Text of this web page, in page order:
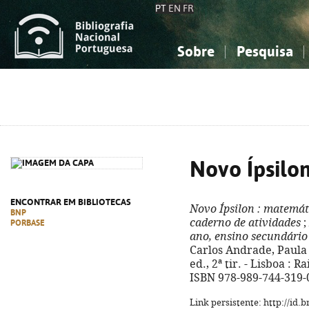
PT EN FR
Sobre Pesquisa
ENCONTRAR EM BIBLIOTECAS
BNP
PORBASE
Novo
Novo Ípsilon :
caderno de atividades ;
ano, ensino secundário
Carlos Andrade,
ed., 2ª tir. - Lisboa :
ISBN 978-989-744-319-
Link persistente: http://